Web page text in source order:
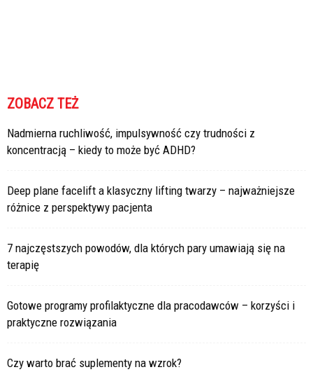
ZOBACZ TEŻ
Nadmierna ruchliwość, impulsywność czy trudności z
koncentracją – kiedy to może być ADHD?
Deep plane facelift a klasyczny lifting twarzy – najważniejsze
różnice z perspektywy pacjenta
7 najczęstszych powodów, dla których pary umawiają się na
terapię
Gotowe programy profilaktyczne dla pracodawców – korzyści i
praktyczne rozwiązania
Czy warto brać suplementy na wzrok?